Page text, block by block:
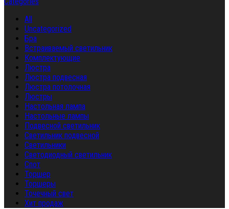
All
Uncategorized
Бра
Встраиваемый светильник
Комплектующие
Люстра
Люстра подвесная
Люстра потолочная
Люстры
Настольная лампа
Настольные лампы
Подвесной светильник
Светильник подвесной
Светильники
Светодиодный светильник
Спот
Торшер
Торшеры
Точечный свет
Хит продаж